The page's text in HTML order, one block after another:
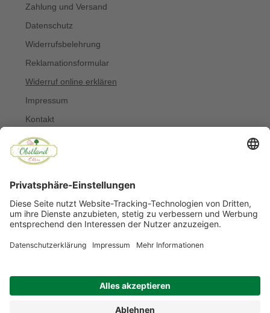
Zahlung und Versand
Datenschutz
Widerrufsbelehrung
Reklamationsformular
Widerruf online erklären
Impressum
Kontakt
Über uns
Allergiker
© Copyright 2022 Obstland Ehlers
Noch sind keine Bewertungen vorhanden.